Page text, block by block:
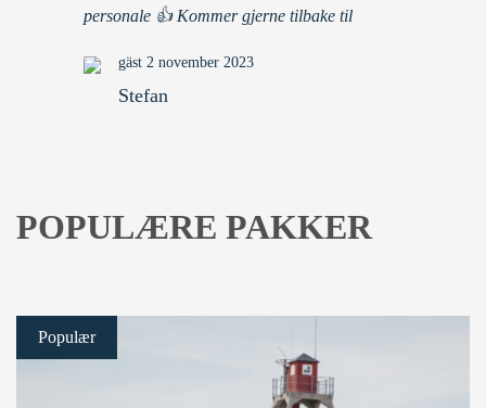
personale 👍 Kommer gjerne tilbake til
gäst 2 november 2023
Stefan
POPULÆRE PAKKER
Populær